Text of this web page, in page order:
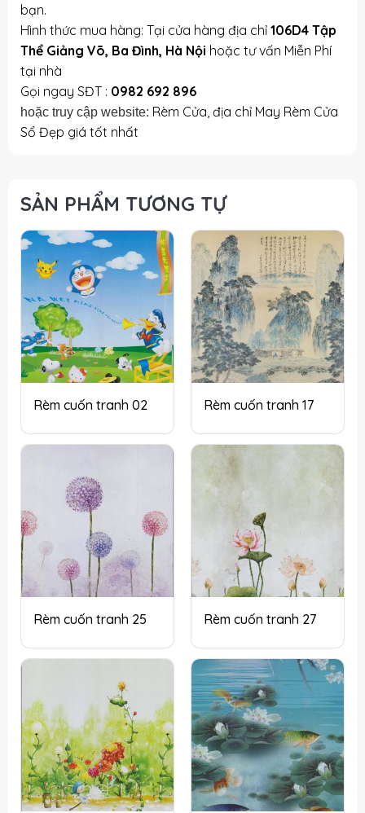
bạn.
Hình thức mua hàng: Tại cửa hàng địa chỉ 106D4 Tập
Thể Giảng Võ, Ba Đình, Hà Nội hoặc tư vấn Miễn Phí
tại nhà
Gọi ngay SĐT : 0982 692 896
hoặc truy cập website: Rèm Cửa, địa chỉ May Rèm Cửa
Sổ Đẹp giá tốt nhất
SẢN PHẨM TƯƠNG TỰ
Rèm cuốn tranh 02 Rèm cuốn tranh 17
Rèm cuốn tranh 25 Rèm cuốn tranh 27